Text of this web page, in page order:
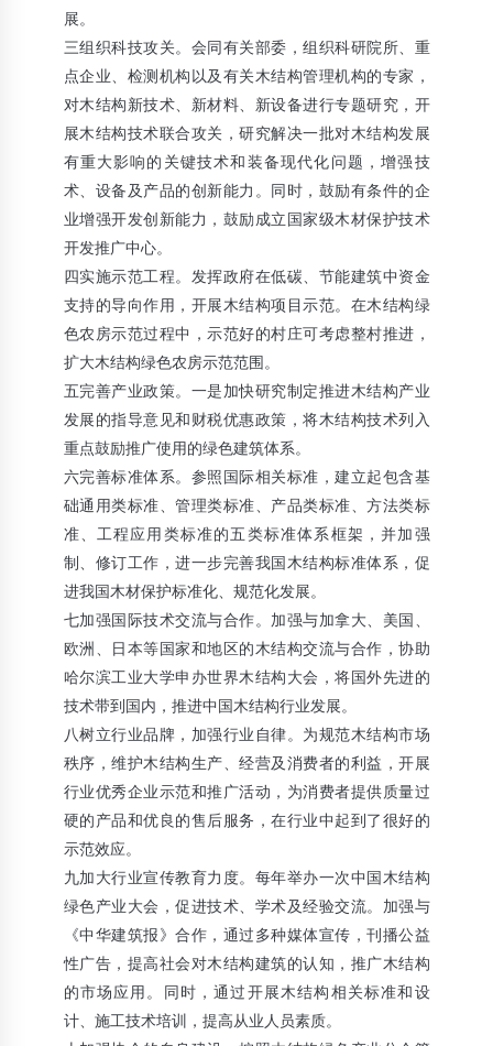
展。
三组织科技攻关。会同有关部委，组织科研院所、重
点企业、检测机构以及有关木结构管理机构的专家，
对木结构新技术、新材料、新设备进行专题研究，开
展木结构技术联合攻关，研究解决一批对木结构发展
有重大影响的关键技术和装备现代化问题，增强技
术、设备及产品的创新能力。同时，鼓励有条件的企
业增强开发创新能力，鼓励成立国家级木材保护技术
开发推广中心。
四实施示范工程。发挥政府在低碳、节能建筑中资金
支持的导向作用，开展木结构项目示范。在木结构绿
色农房示范过程中，示范好的村庄可考虑整村推进，
扩大木结构绿色农房示范范围。
五完善产业政策。一是加快研究制定推进木结构产业
发展的指导意见和财税优惠政策，将木结构技术列入
重点鼓励推广使用的绿色建筑体系。
六完善标准体系。参照国际相关标准，建立起包含基
础通用类标准、管理类标准、产品类标准、方法类标
准、工程应用类标准的五类标准体系框架，并加强
制、修订工作，进一步完善我国木结构标准体系，促
进我国木材保护标准化、规范化发展。
七加强国际技术交流与合作。加强与加拿大、美国、
欧洲、日本等国家和地区的木结构交流与合作，协助
哈尔滨工业大学申办世界木结构大会，将国外先进的
技术带到国内，推进中国木结构行业发展。
八树立行业品牌，加强行业自律。为规范木结构市场
秩序，维护木结构生产、经营及消费者的利益，开展
行业优秀企业示范和推广活动，为消费者提供质量过
硬的产品和优良的售后服务，在行业中起到了很好的
示范效应。
九加大行业宣传教育力度。每年举办一次中国木结构
绿色产业大会，促进技术、学术及经验交流。加强与
《中华建筑报》合作，通过多种媒体宣传，刊播公益
性广告，提高社会对木结构建筑的认知，推广木结构
的市场应用。同时，通过开展木结构相关标准和设
计、施工技术培训，提高从业人员素质。